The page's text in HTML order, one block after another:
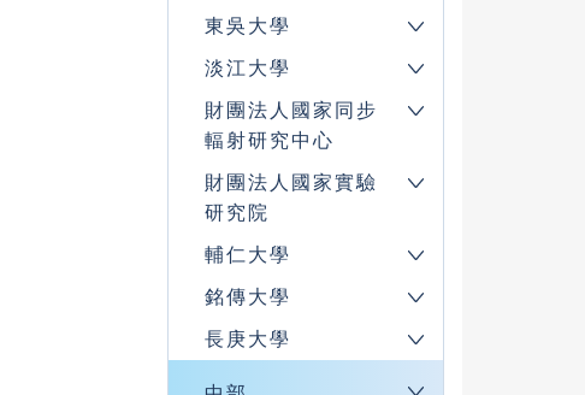
東吳大學
淡江大學
財團法人國家同步
輻射研究中心
財團法人國家實驗
研究院
輔仁大學
銘傳大學
長庚大學